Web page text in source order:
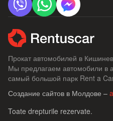
Прокат автомобилей в
Мы предлагаем автомобили в
самый большой парк Rent a
Создание сайтов в Молдове –
Toate drepturile rezervate.